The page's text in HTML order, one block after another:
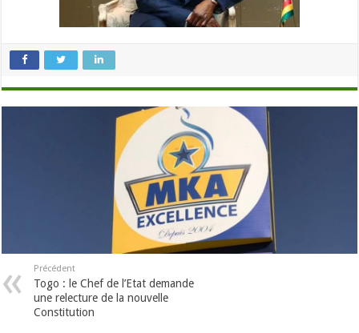
Précédent
Togo : le Chef de l’Etat demande
une relecture de la nouvelle
Constitution